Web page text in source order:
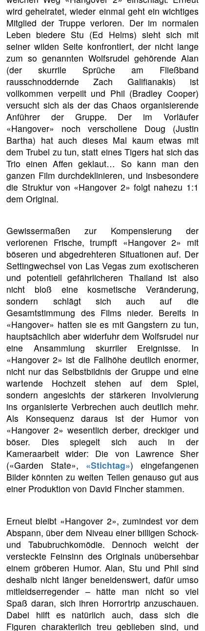
wird geheiratet, wieder einmal geht ein wichtiges
Mitglied der Truppe verloren. Der im normalen
Leben biedere Stu (Ed Helms) sieht sich mit
seiner wilden Seite konfrontiert, der nicht lange
zum so genannten Wolfsrudel gehörende Alan
(der skurrile Sprüche am Fließband
rausschnoddernde Zach Galifianakis) ist
vollkommen verpeilt und Phil (Bradley Cooper)
versucht sich als der das Chaos organisierende
Anführer der Gruppe. Der im Vorläufer
«Hangover» noch verschollene Doug (Justin
Bartha) hat auch dieses Mal kaum etwas mit
dem Trubel zu tun, statt eines Tigers hat sich das
Trio einen Affen geklaut… So kann man den
ganzen Film durchdeklinieren, und insbesondere
die Struktur von «Hangover 2» folgt nahezu 1:1
dem Original.
Gewissermaßen zur Kompensierung der
verlorenen Frische, trumpft «Hangover 2» mit
böseren und abgedrehteren Situationen auf. Der
Settingwechsel von Las Vegas zum exotischeren
und potentiell gefährlicheren Thailand ist also
nicht bloß eine kosmetische Veränderung,
sondern schlägt sich auch auf die
Gesamtstimmung des Films nieder. Bereits in
«Hangover» hatten sie es mit Gangstern zu tun,
hauptsächlich aber widerfuhr dem Wolfsrudel nur
eine Ansammlung skurriler Ereignisse. In
«Hangover 2» ist die Fallhöhe deutlich enormer,
nicht nur das Selbstbildnis der Gruppe und eine
wartende Hochzeit stehen auf dem Spiel,
sondern angesichts der stärkeren Involvierung
ins organisierte Verbrechen auch deutlich mehr.
Als Konsequenz daraus ist der Humor von
«Hangover 2» wesentlich derber, dreckiger und
böser. Dies spiegelt sich auch in der
Kameraarbeit wider: Die von Lawrence Sher
(«Garden State», «Stichtag») eingefangenen
Bilder könnten zu weiten Teilen genauso gut aus
einer Produktion von David Fincher stammen.
Erneut bleibt «Hangover 2», zumindest vor dem
Abspann, über dem Niveau einer billigen Schock-
und Tabubruchkomödie. Dennoch weicht der
versteckte Feinsinn des Originals unübersehbar
einem gröberen Humor. Alan, Stu und Phil sind
deshalb nicht länger beneidenswert, dafür umso
mitleidserregender – hätte man nicht so viel
Spaß daran, sich ihren Horrortrip anzuschauen.
Dabei hilft es natürlich auch, dass sich die
Figuren charakterlich treu geblieben sind, und